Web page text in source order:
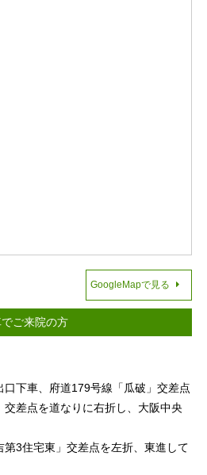
GoogleMapで見る
ご来院の方
口下車、府道179号線「瓜破」交差点
交差点を道なりに右折し、大阪中央
第3住宅東」交差点を左折、東進して